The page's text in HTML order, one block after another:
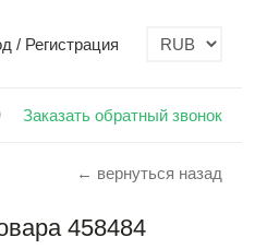
/ Регистрация
Заказать обратный звонок
← вернуться назад
458484